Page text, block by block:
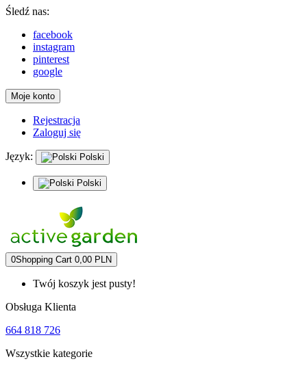
Śledź nas:
facebook
instagram
pinterest
google
Moje konto
Rejestracja
Zaloguj się
Język: Polski
Polski
0Shopping Cart 0,00 PLN
Twój koszyk jest pusty!
Obsługa Klienta
664 818 726
Wszystkie kategorie